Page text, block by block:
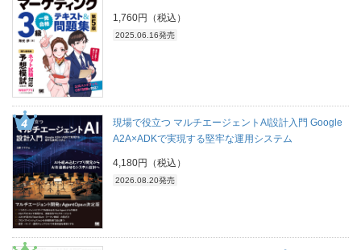
1,760円（税込）
2025.06.16発売
現場で役立つ マルチエージェントAI設計入門 Google
A2A×ADKで実現する堅牢な運用システム
4,180円（税込）
2026.08.20発売